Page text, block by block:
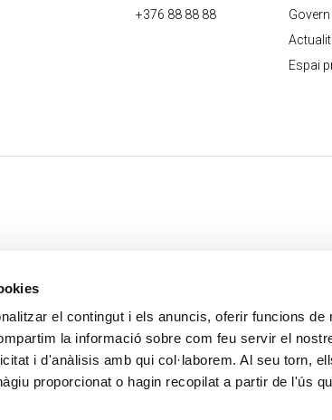
el contingut i els anuncis, oferir funcions
la informació sobre com feu servir el
i d'anàlisis amb qui col·laborem. Al seu torn,
proporcionat o hagin recopilat a partir de l'ús
+376 88 88 88
Espai